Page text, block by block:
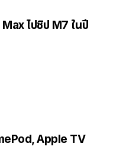
ไปชิป M7 ในปี
Apple TV